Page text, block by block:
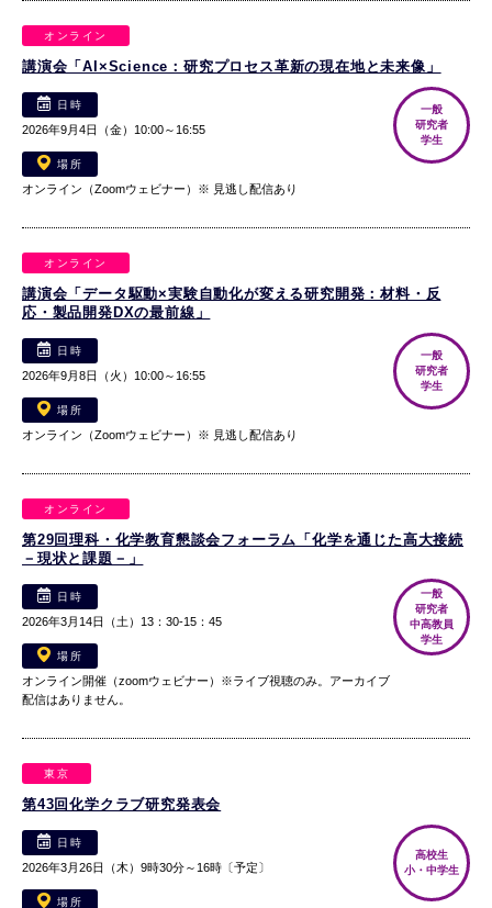
オンライン
講演会「AI×Science：研究プロセス革新の現在地と未来像」
日時
2026年9月4日（金）10:00～16:55
場所
オンライン（Zoomウェビナー）※ 見逃し配信あり
一般
研究者
学生
オンライン
講演会「データ駆動×実験自動化が変える研究開発：材料・反
応・製品開発DXの最前線」
日時
2026年9月8日（火）10:00～16:55
場所
オンライン（Zoomウェビナー）※ 見逃し配信あり
一般
研究者
学生
オンライン
第29回理科・化学教育懇談会フォーラム「化学を通じた高大接続
－現状と課題－」
日時
2026年3月14日（土）13：30-15：45
場所
オンライン開催（zoomウェビナー）※ライブ視聴のみ。アーカイブ
配信はありません。
一般
研究者
中高教員
学生
東京
第43回化学クラブ研究発表会
日時
2026年3月26日（木）9時30分～16時〔予定〕
場所
高校生
小・中学生